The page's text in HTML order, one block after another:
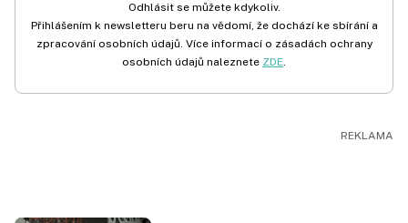
Odhlásit se můžete kdykoliv.
Přihlášením k newsletteru beru na vědomí, že dochází ke sbírání a
zpracování osobních údajů. Více informací o zásadách ochrany
osobních údajů naleznete ZDE.